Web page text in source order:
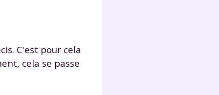
C'est pour cela
cela se passe